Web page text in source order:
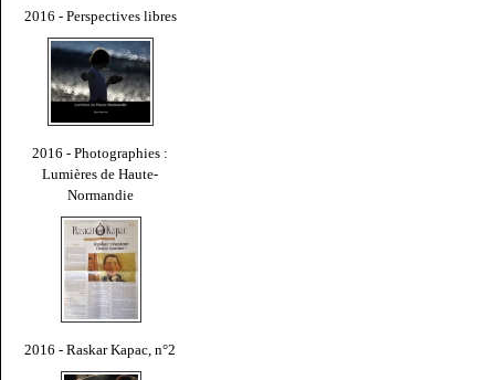
2016 - Perspectives libres
2016 - Photographies :
Lumières de Haute-
Normandie
2016 - Raskar Kapac, n°2